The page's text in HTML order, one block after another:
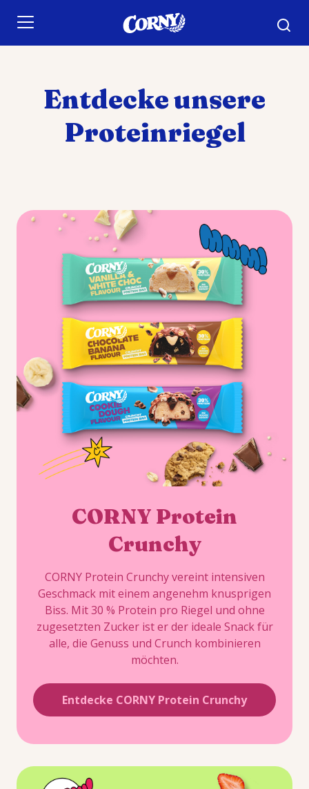
Entdecke unsere
Proteinriegel
CORNY Protein
Crunchy
CORNY Protein Crunchy vereint intensiven
Geschmack mit einem angenehm knusprigen
Biss. Mit 30 % Protein pro Riegel und ohne
zugesetzten Zucker ist er der ideale Snack für
alle, die Genuss und Crunch kombinieren
möchten.
Entdecke CORNY Protein Crunchy